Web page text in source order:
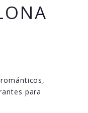
para